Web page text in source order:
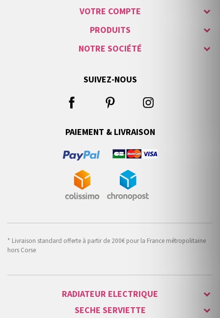
VOTRE COMPTE
PRODUITS
NOTRE SOCIÉTÉ
SUIVEZ-NOUS
PAIEMENT & LIVRAISON
* Livraison standard offerte à partir de 200€ pour la France métropolitaine
hors Corse
RADIATEUR ELECTRIQUE
SECHE SERVIETTE